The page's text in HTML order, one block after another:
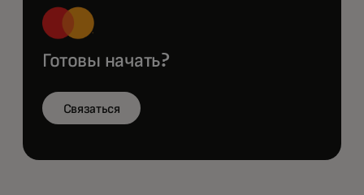
Готовы начать?
Связаться